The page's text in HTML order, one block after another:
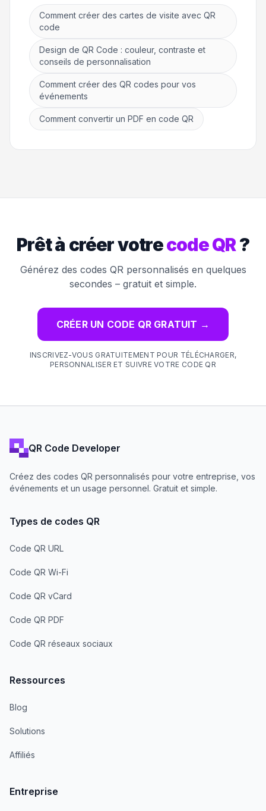
Comment créer des cartes de visite avec QR
code
Design de QR Code : couleur, contraste et
conseils de personnalisation
Comment créer des QR codes pour vos
événements
Comment convertir un PDF en code QR
Prêt à créer votrecode QR?
Générez des codes QR personnalisés en quelques
secondes – gratuit et simple.
CRÉER UN CODE QR GRATUIT →
INSCRIVEZ-VOUS GRATUITEMENT POUR TÉLÉCHARGER,
PERSONNALISER ET SUIVRE VOTRE CODE QR
QR Code Developer
Créez des codes QR personnalisés pour votre entreprise, vos
événements et un usage personnel. Gratuit et simple.
Types de codes QR
Code QR URL
Code QR Wi-Fi
Code QR vCard
Code QR PDF
Code QR réseaux sociaux
Ressources
Blog
Solutions
Affiliés
Entreprise